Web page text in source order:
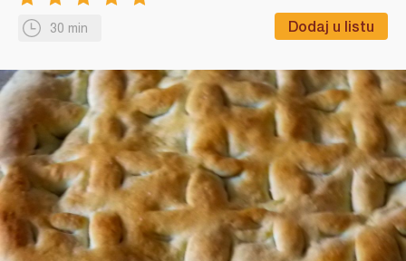
30 min Dodaj u listu